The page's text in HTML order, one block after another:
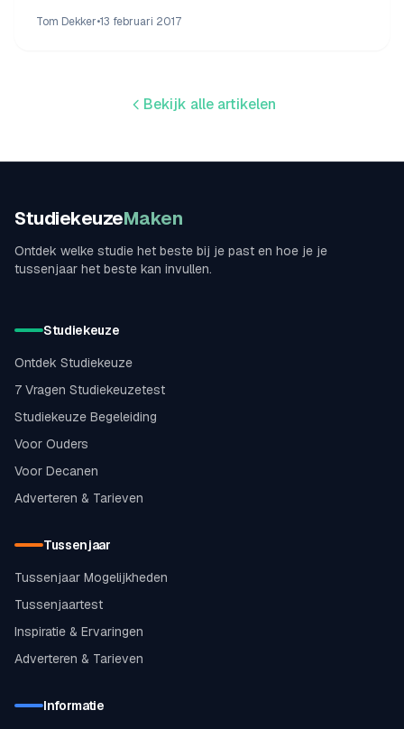
Tom Dekker•13 februari 2017
Bekijk alle artikelen
StudiekeuzeMaken
Ontdek welke studie het beste bij je past en hoe je je
tussenjaar het beste kan invullen.
Studiekeuze
Ontdek Studiekeuze
7 Vragen Studiekeuzetest
Studiekeuze Begeleiding
Voor Ouders
Voor Decanen
Adverteren & Tarieven
Tussenjaar
Tussenjaar Mogelijkheden
Tussenjaartest
Inspiratie & Ervaringen
Adverteren & Tarieven
Informatie